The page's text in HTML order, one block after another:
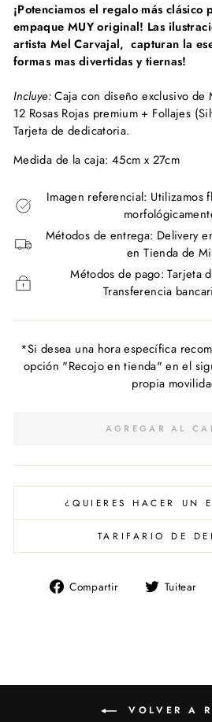
¡Potenciamos el regalo más clásico
empaque MUY original! Las
artista Mel Carvajal, capturan la
formas mas divertidas y tiernas!
Incluye:Caja con diseño exclusivo de
12 Rosas Rojas premium + Follajes
Tarjeta de dedicatoria.
Medida de la caja: 45cm x 27cm
Imagen referencial: Utilizamos
Métodos de entrega: Delivery
en Tienda de
Métodos de pago: Tarjeta
Transferencia
*Si desea una hora específica
opción "Recojo en tienda" en el
propia
AGREGAR AL
¿QUIERES HACER UN
TARIFARIO DE
Compartir
CompartirTuitear
VOLVER A